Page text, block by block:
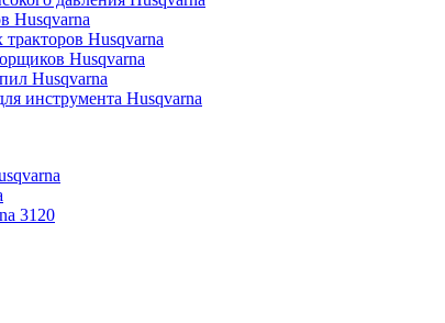
Husqvarna
Husqvarna
Husqvarna
Husqvarna
инструмента Husqvarna
3120